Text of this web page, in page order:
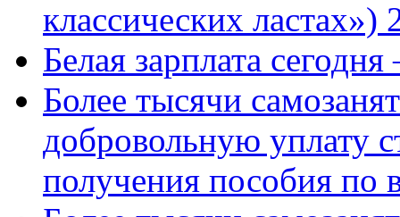
классических ластах»)
Белая зарплата
Более тысячи
добровольную уплату
получения пособия по